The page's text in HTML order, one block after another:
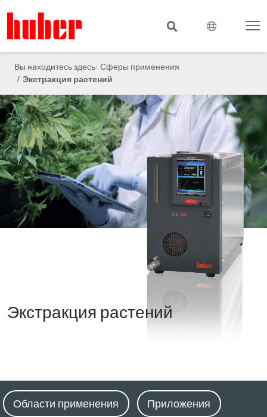
Вы находитесь здесь: Сферы применения
Экстракция растений
Экстракция растений
Области применения Приложения